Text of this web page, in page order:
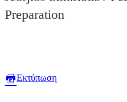
Preparation
Εκτύπωση